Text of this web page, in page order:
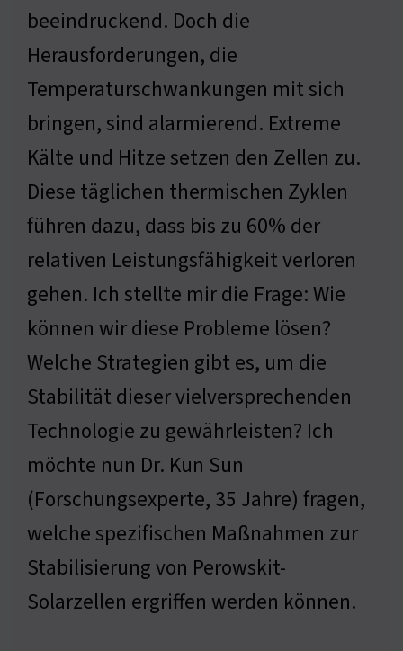
beeindruckend. Doch die
Herausforderungen, die
Temperaturschwankungen mit sich
bringen, sind alarmierend. Extreme
Kälte und Hitze setzen den Zellen zu.
Diese täglichen thermischen Zyklen
führen dazu, dass bis zu 60% der
relativen Leistungsfähigkeit verloren
gehen. Ich stellte mir die Frage: Wie
können wir diese Probleme lösen?
Welche Strategien gibt es, um die
Stabilität dieser vielversprechenden
Technologie zu gewährleisten? Ich
möchte nun Dr. Kun Sun
(Forschungsexperte, 35 Jahre) fragen,
welche spezifischen Maßnahmen zur
Stabilisierung von Perowskit-
Solarzellen ergriffen werden können.